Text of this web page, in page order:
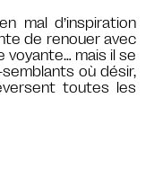
mal d’inspiration
de renouer avec
voyante… mais il se
où désir,
toutes les